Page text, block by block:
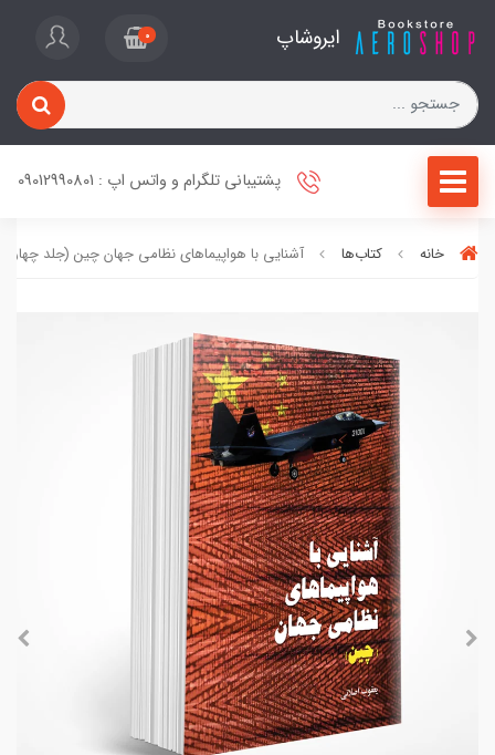
ایروشاپ 0
پشتیبانی تلگرام و واتس اپ : 09012990801
خانه کتاب‌ها آشنایی با هواپیماهای نظامی جهان چین (جلد چهارم)